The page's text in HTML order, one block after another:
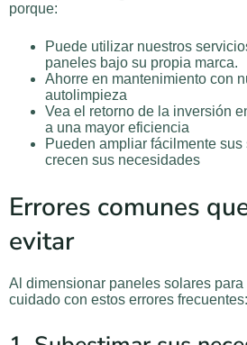
porque:
Puede utilizar nuestros
paneles bajo su propia marca.
Ahorre en mantenimiento con
autolimpieza
Vea el retorno de la inversión
a una mayor eficiencia
Pueden ampliar fácilmente
crecen sus necesidades
Errores comunes
evitar
Al dimensionar paneles solares para
cuidado con estos errores frecuentes: